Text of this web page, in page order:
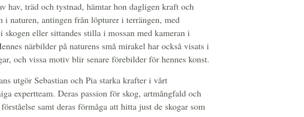
hav, träd och tystnad, hämtar hon dagligen kraft och
i naturen, antingen från löpturer i terrängen, med
skogen eller sittandes stilla i mossan med kameran i
närbilder på naturens små mirakel har också visats i
och vissa motiv blir senare förebilder för hennes konst.
utgör Sebastian och Pia starka krafter i vårt
expertteam. Deras passion för skog, artmångfald och
samt deras förmåga att hitta just de skogar som